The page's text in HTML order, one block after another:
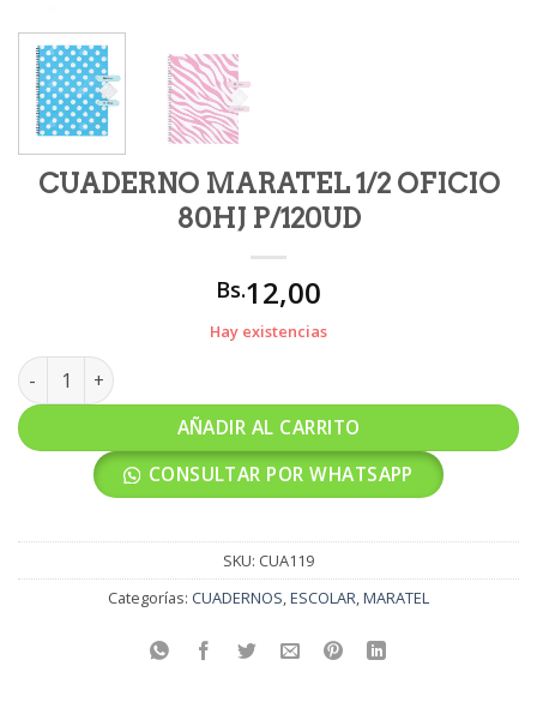
CUADERNO MARATEL 1/2 OFICIO
80HJ P/120UD
Bs.12,00
Hay existencias
CUADERNO MARATEL 1/2 OFICIO 80HJ P/120UD cantidad
AÑADIR AL CARRITO
CONSULTAR POR WHATSAPP
SKU: CUA119
Categorías: CUADERNOS,ESCOLAR,MARATEL